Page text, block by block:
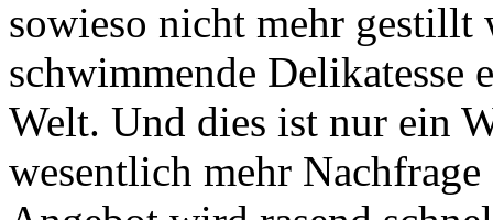
sowieso nicht mehr gestillt
schwimmende Delikatesse
Welt. Und dies ist nur ein
wesentlich mehr